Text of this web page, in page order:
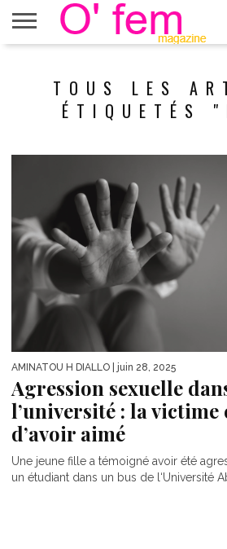
ÉTOILES
MENUS
TOUS LES
ÉTIQUETÉS
AMINATOU H DIALLO | juin 28, 2025
Agression sexuelle
l’université : la victime
d’avoir aimé
Une jeune fille a témoigné avoir été
un étudiant dans un bus de l‘Université